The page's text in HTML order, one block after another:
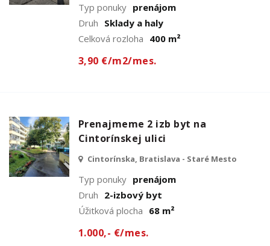
Typ ponuky prenájom
Druh Sklady a haly
Celková rozloha 400 m²
3,90 €/m2/mes.
Prenajmeme 2 izb byt na
Cintorínskej ulici
Cintorínska, Bratislava - Staré Mesto
Typ ponuky prenájom
Druh 2-izbový byt
Úžitková plocha 68 m²
1.000,- €/mes.